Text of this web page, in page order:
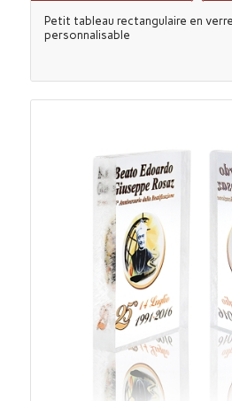
Petit tableau rectangulaire en
personnalisable